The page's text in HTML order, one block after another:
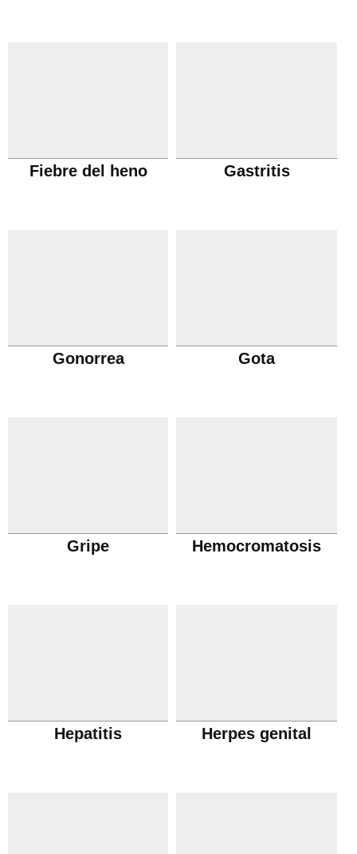
Fiebre del heno Gastritis
Gonorrea Gota
Gripe Hemocromatosis
Hepatitis Herpes genital